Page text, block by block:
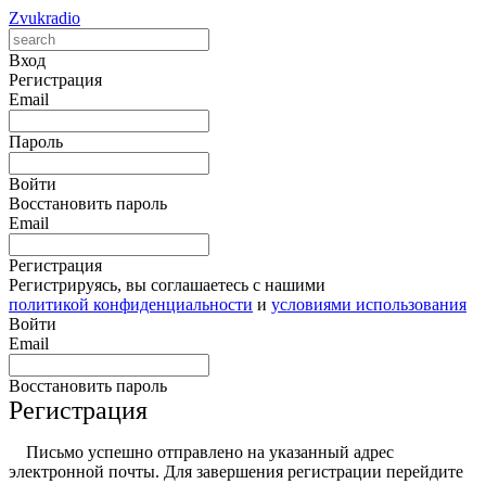
Zvukradio
Вход
Регистрация
Email
Пароль
Войти
Восстановить пароль
Email
Регистрация
Регистрируясь, вы соглашаетесь с нашими
политикой конфиденциальности и условиями использования
Войти
Email
Восстановить пароль
Регистрация
Письмо успешно отправлено на указанный адрес
электронной почты. Для завершения регистрации перейдите